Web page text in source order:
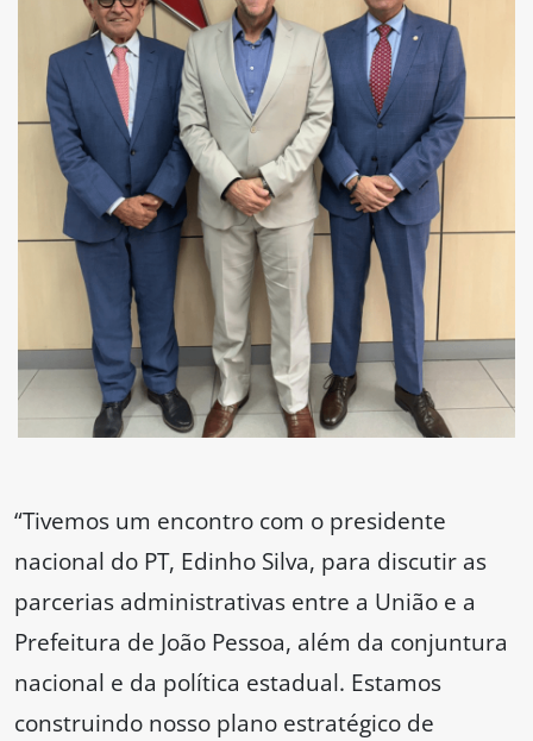
“Tivemos um encontro com o presidente
nacional do PT, Edinho Silva, para discutir as
parcerias administrativas entre a União e a
Prefeitura de João Pessoa, além da conjuntura
nacional e da política estadual. Estamos
construindo nosso plano estratégico de